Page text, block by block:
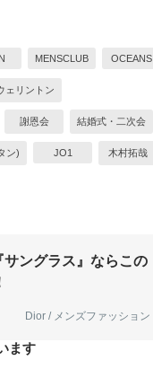
MENSCLUB OCEANS
ェリントン
謝恩会 結婚式・二次会
ン) JO1 木村拓哉
ングラス』ならこの
Dior / メンズファッション
ます